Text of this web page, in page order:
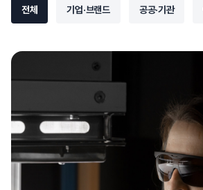
전체 기업·브랜드 공공·기관